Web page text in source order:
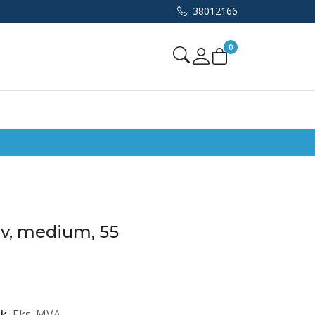
38012166
Mine sider
0
medium, 55